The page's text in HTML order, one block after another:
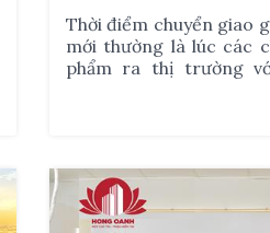
Thời điểm chuyển giao
mới thường là lúc các
phẩm ra thị trường
TPHCM như: Đồng
Long An.